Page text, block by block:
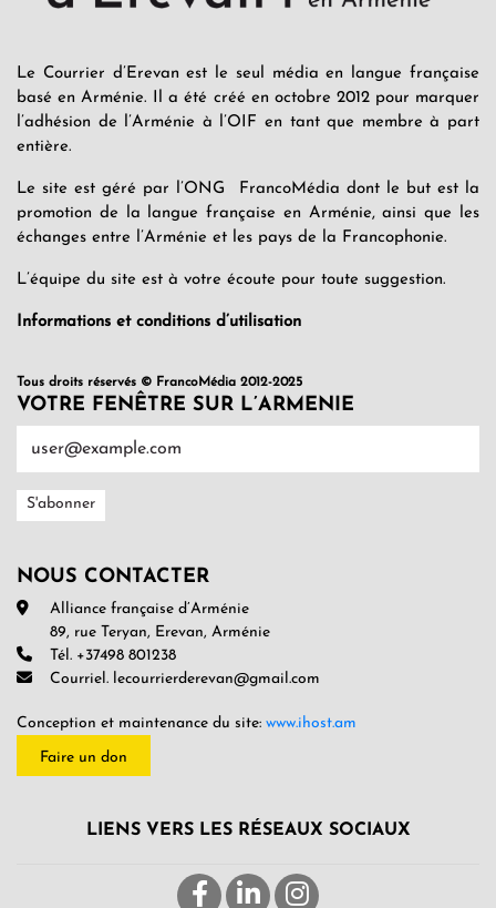
Le Courrier d’Erevan est le seul média en langue française
basé en Arménie. Il a été créé en octobre 2012 pour marquer
l’adhésion de l’Arménie à l’OIF en tant que membre à part
entière.
Le site est géré par l’ONG FrancoMédia dont le but est la
promotion de la langue française en Arménie, ainsi que les
échanges entre l’Arménie et les pays de la Francophonie.
L’équipe du site est à votre écoute pour toute suggestion.
Informations et conditions d’utilisation
Tous droits réservés © FrancoMédia 2012-2025
VOTRE FENÊTRE SUR L’ARMENIE
NOUS CONTACTER
Alliance française d’Arménie
89, rue Teryan, Erevan, Arménie
Tél. +37498 801238
Courriel. lecourrierderevan@gmail.com
Conception et maintenance du site: www.ihost.am
Faire un don
LIENS VERS LES RÉSEAUX SOCIAUX